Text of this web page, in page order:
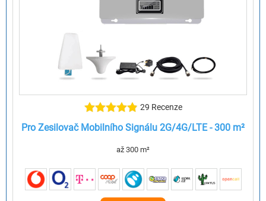
29 Recenze
Pro Zesilovač Mobilního Signálu 2G/4G/LTE - 300 m²
až 300 m²